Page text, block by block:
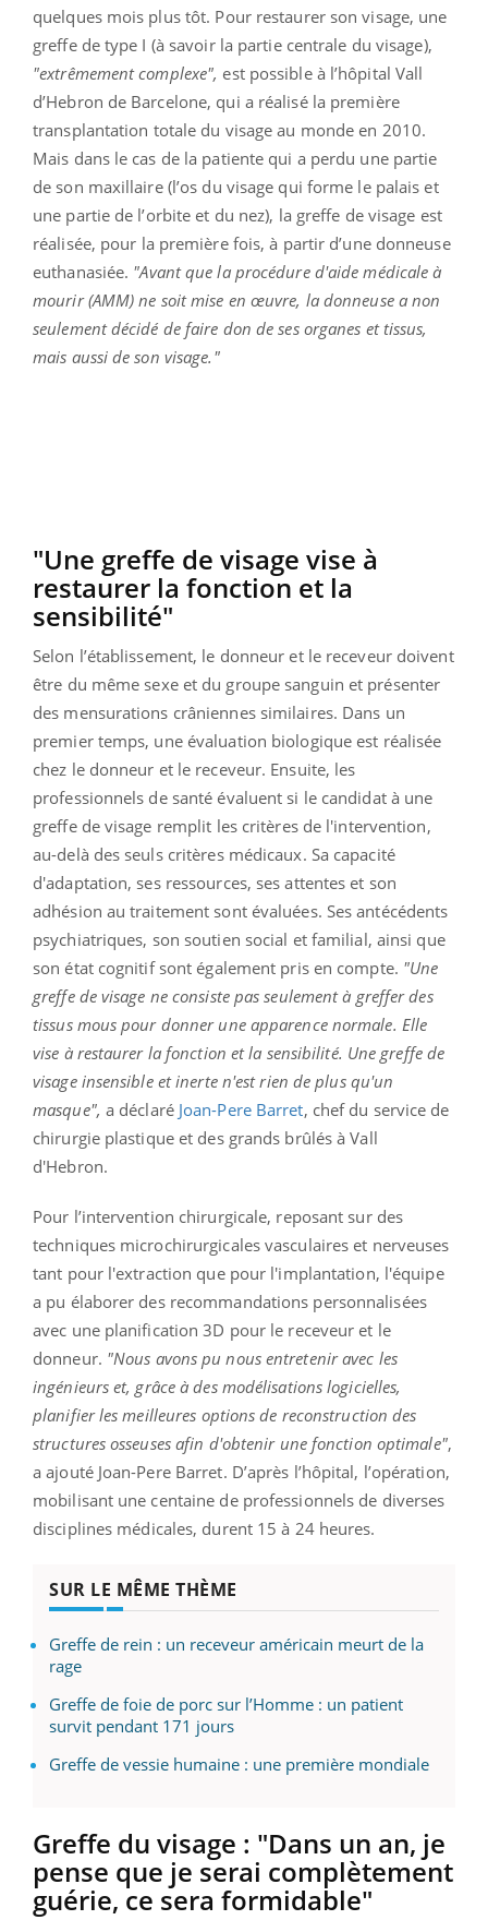
quelques mois plus tôt. Pour restaurer son visage, une
greffe de type I (à savoir la partie centrale du visage),
"extrêmement complexe", est possible à l’hôpital Vall
d’Hebron de Barcelone, qui a réalisé la première
transplantation totale du visage au monde en 2010.
Mais dans le cas de la patiente qui a perdu une partie
de son maxillaire (l’os du visage qui forme le palais et
une partie de l’orbite et du nez), la greffe de visage est
réalisée, pour la première fois, à partir d’une donneuse
euthanasiée. "Avant que la procédure d'aide médicale à
mourir (AMM) ne soit mise en œuvre, la donneuse a non
seulement décidé de faire don de ses organes et tissus,
mais aussi de son visage."
"Une greffe de visage vise à
restaurer la fonction et la
sensibilité"
Selon l’établissement, le donneur et le receveur doivent
être du même sexe et du groupe sanguin et présenter
des mensurations crâniennes similaires. Dans un
premier temps, une évaluation biologique est réalisée
chez le donneur et le receveur. Ensuite, les
professionnels de santé évaluent si le candidat à une
greffe de visage remplit les critères de l'intervention,
au-delà des seuls critères médicaux. Sa capacité
d'adaptation, ses ressources, ses attentes et son
adhésion au traitement sont évaluées. Ses antécédents
psychiatriques, son soutien social et familial, ainsi que
son état cognitif sont également pris en compte. "Une
greffe de visage ne consiste pas seulement à greffer des
tissus mous pour donner une apparence normale. Elle
vise à restaurer la fonction et la sensibilité. Une greffe de
visage insensible et inerte n'est rien de plus qu'un
masque", a déclaré Joan-Pere Barret, chef du service de
chirurgie plastique et des grands brûlés à Vall
d'Hebron.
Pour l’intervention chirurgicale, reposant sur des
techniques microchirurgicales vasculaires et nerveuses
tant pour l'extraction que pour l'implantation, l'équipe
a pu élaborer des recommandations personnalisées
avec une planification 3D pour le receveur et le
donneur. "Nous avons pu nous entretenir avec les
ingénieurs et, grâce à des modélisations logicielles,
planifier les meilleures options de reconstruction des
structures osseuses afin d'obtenir une fonction optimale",
a ajouté Joan-Pere Barret. D’après l’hôpital, l’opération,
mobilisant une centaine de professionnels de diverses
disciplines médicales, durent 15 à 24 heures.
SUR LE MÊME THÈME
Greffe de rein : un receveur américain meurt de la
rage
Greffe de foie de porc sur l’Homme : un patient
survit pendant 171 jours
Greffe de vessie humaine : une première mondiale
Greffe du visage : "Dans un an, je
pense que je serai complètement
guérie, ce sera formidable"